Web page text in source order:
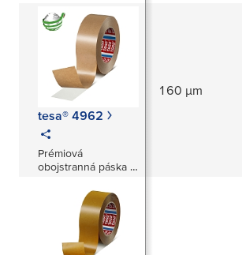
povrchovou
úpravou
tesa® 4962
Prémiová
obojstranná páska z
160 µm